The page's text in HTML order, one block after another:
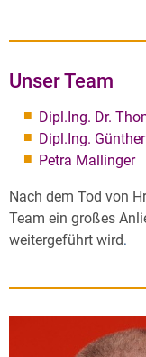
Unser Team
Dipl.Ing. Dr.
Dipl.Ing.
Petra Mallinger
Nach dem Tod von
Team ein großes
weitergeführt wird.